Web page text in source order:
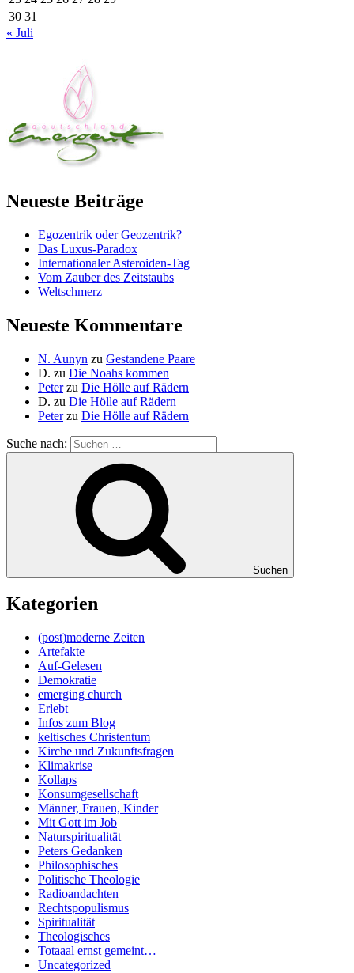
30 31
« Juli
Neueste Beiträge
Egozentrik oder Geozentrik?
Das Luxus-Paradox
Internationaler Asteroiden-Tag
Vom Zauber des Zeitstaubs
Weltschmerz
Neueste Kommentare
N. Aunyn zu Gestandene Paare
D. zu Die Noahs kommen
Peterzu Die Hölle auf Rädern
D. zu Die Hölle auf Rädern
Peterzu Die Hölle auf Rädern
Suche nach:
Suchen
Kategorien
(post)moderne Zeiten
Artefakte
Auf-Gelesen
Demokratie
emerging church
Erlebt
Infos zum Blog
keltisches Christentum
Kirche und Zukunftsfragen
Klimakrise
Kollaps
Konsumgesellschaft
Männer, Frauen, Kinder
Mit Gott im Job
Naturspiritualität
Peters Gedanken
Philosophisches
Politische Theologie
Radioandachten
Rechtspopulismus
Spiritualität
Theologisches
Totaaal ernst gemeint…
Uncategorized